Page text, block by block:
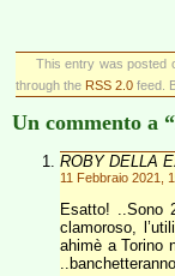
This entry was posted
through the RSS 2.0 feed.
Un commento a
ROBY DELLA
11 Febbraio 2021,
Esatto! ..Sono
clamoroso,
ahimè a Torino